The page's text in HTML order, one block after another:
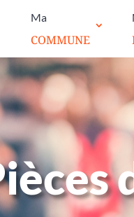
Ma
COMMUNE